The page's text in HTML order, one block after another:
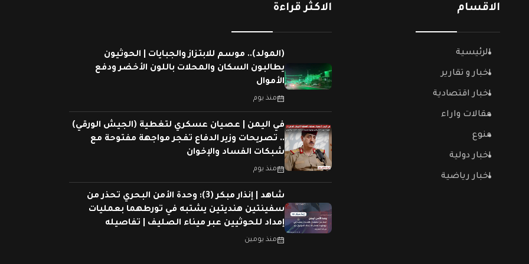
الاقسام
الرئيسية
اخبار و تقارير
اخبار اقتصادية
مقالات واراء
منوع
اخبار دولية
اخبار رياضية
الاكثر قراءة
(المولد).. موسم للابتزاز والجبايات | الحوثيون
يطالبون السكان والمحلات باللون الأخضر ودفع
الأموال
منذ يوم
في اليمن | عصيان عسكري لتغطية (الجيش الورقي)
.. تصريحات وزير الدفاع تفجر مواجهة مفتوحة مع
شبكات الفساد والإخوان
منذ يوم
شاهد | إنذار مبكر (3): وحدة الأمن البحري تحذر من
سفينتين هنديتين يشتبه في تورطهما بعمليات
إمداد للحوثيين عبر ميناء الصليف | تفاصيله
منذ يومين